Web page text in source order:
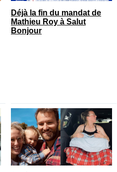
Déjà la fin du mandat de
Mathieu Roy à Salut
Bonjour